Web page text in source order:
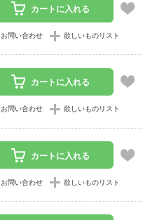
カートに入れる
お問い合わせ 欲しいものリスト
カートに入れる
お問い合わせ 欲しいものリスト
カートに入れる
お問い合わせ 欲しいものリスト